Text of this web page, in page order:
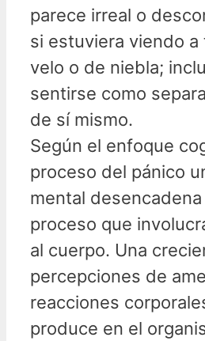
parece irreal o
si estuviera viendo a
velo o de niebla;
sentirse como
de sí mismo.
Según el enfoque
proceso del pánico
mental
proceso que
al cuerpo. Una
percepciones de
reacciones
produce en el